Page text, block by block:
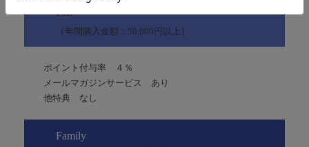
Fan
（年間購入金額：50,000円以上）
ポイント付与率 ４％
メールマガジンサービス あり
他特典 なし
Family